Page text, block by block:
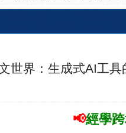
世界：生成式AI工
📢經學